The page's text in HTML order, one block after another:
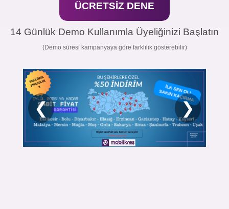
ÜCRETSİZ DENE
14 Günlük Demo Kullanımla Üyeliğinizi Başlatın
(Demo süresi kampanyaya göre farklılık gösterebilir)
❮ ❯